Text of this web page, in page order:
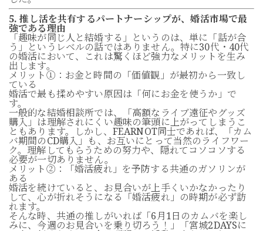
5. 推し活を共有するパートナーシップが、婚活市場で最
強である理由
「趣味が同じ人と結婚する」というのは、単に「話が合
う」というレベルの話ではありません。特に30代・40代
の婚活において、これは驚くほど強力なメリットを生み
出します。
メリット①：お金と時間の「価値観」が最初から一致し
ている
婚活で最も揉めやすい原因は「何にお金を使うか」で
す。
一般的な結婚相談所では、「高額なライブ遠征やグッズ
購入」は理解されにくい趣味の筆頭に上がってしまうこ
ともあります。しかし、FEARNOT同士であれば、「カム
バ期間のCD購入」も、お互いにとって当然のライフワー
ク。理解してもらうための努力や、隠れてコソコソする
必要が一切ありません。
メリット②：「婚活疲れ」を予防する共通のガソリンが
ある
婚活を続けていると、お見合いが上手くいかなかったり
して、心が折れそうになる「婚活疲れ」の時期が必ず訪
れます。
そんな時、共通の推しがいれば「6月1日のカムバを楽し
みに、今週のお見合いを乗り切ろう！」「宮城2DAYSに